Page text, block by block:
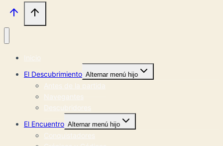
Inicio
El Descubrimiento Alternar menú hijo
Antes de la partida
Navegantes
Descubridores
El Encuentro Alternar menú hijo
Conquistadores